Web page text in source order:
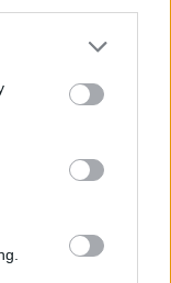
or more Google
You may click to
party tags to
in below Google
50 /50